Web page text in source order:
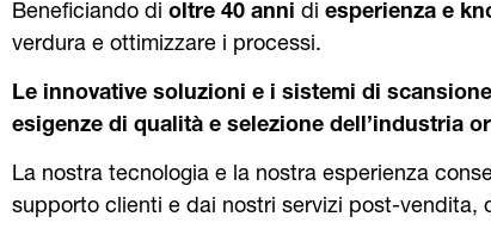
Beneficiando di oltre 40 anni di esperienza e
verdura e ottimizzare i processi.
Le innovative soluzioni e i sistemi di
esigenze di qualità e selezione dell’industria
La nostra tecnologia e la nostra esperienza
supporto clienti e dai nostri servizi post-vendita,